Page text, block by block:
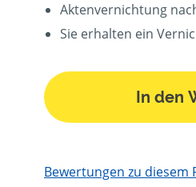
Aktenvernichtung
Sie erhalten ein
In den
Bewertungen zu diesem